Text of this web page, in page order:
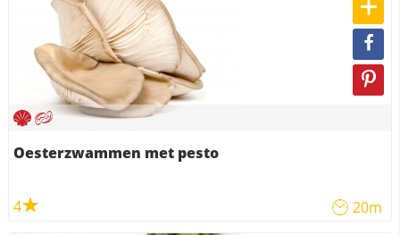
Oesterzwammen met pesto
4 20m